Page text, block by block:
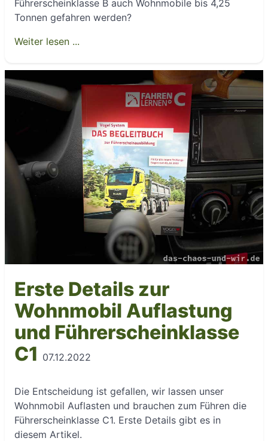
Führerscheinklasse B auch Wohnmobile bis 4,25
Tonnen gefahren werden?
Weiter lesen ...
Erste Details zur
Wohnmobil Auflastung
und Führerscheinklasse
C1 07.12.2022
Die Entscheidung ist gefallen, wir lassen unser
Wohnmobil Auflasten und brauchen zum Führen die
Führerscheinklasse C1. Erste Details gibt es in
diesem Artikel.